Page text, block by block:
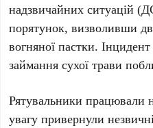
надзвичайних ситуацій (
порятунок, визволивши
вогняної пастки. Інцидент
займання сухої трави
Рятувальники працювали
увагу привернули